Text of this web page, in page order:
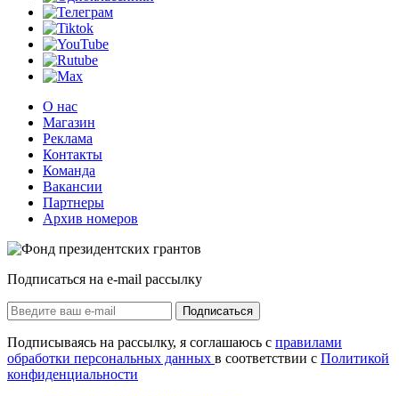
О нас
Магазин
Реклама
Контакты
Команда
Вакансии
Партнеры
Архив номеров
Подписаться на e-mail рассылку
Подписаться
Подписываясь на рассылку, я соглашаюсь с правилами
обработки персональных данных в соответствии с Политикой
конфиденциальности